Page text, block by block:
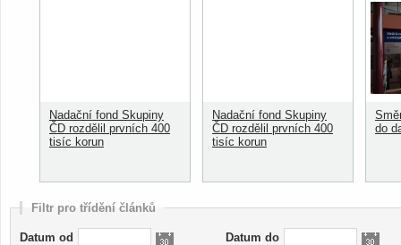
Nadační fond Skupiny
ČD rozdělil prvních 400
tisíc korun
Nadační fond Skupiny
ČD rozdělil prvních 400
tisíc korun
do
Filtr pro třídění článků
Datum od Datum do